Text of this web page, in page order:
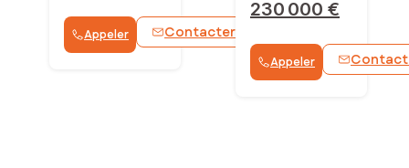
Appeler Contacter
230 000 €
Appeler